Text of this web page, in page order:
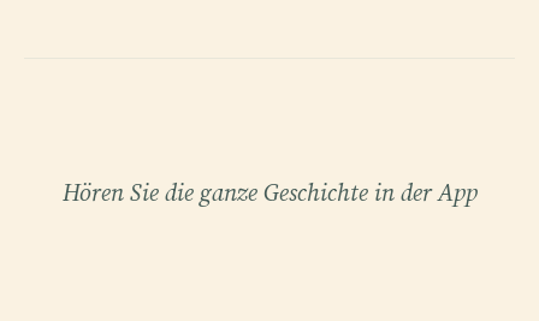
Hören Sie die ganze Geschichte in der App